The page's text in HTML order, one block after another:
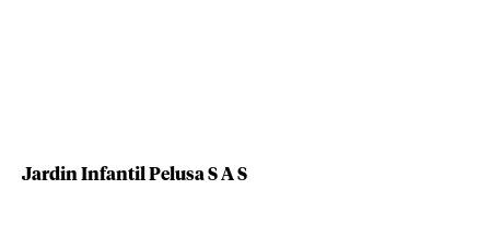
Jardin Infantil Pelusa S A S